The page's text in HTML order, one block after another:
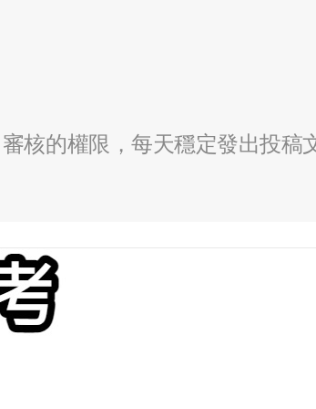
核的權限，每天穩定發出投稿